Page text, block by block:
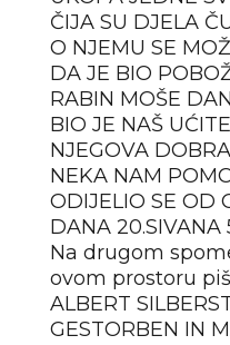
ČIJA SU DJELA
O NJEMU SE
DA JE BIO
RABIN MOŠE
BIO JE NAŠ
NJEGOVA
NEKA NAM
ODIJELIO SE OD
DANA 20.SIVANA
Na drugom
ovom prostoru
ALBERT
GESTORBEN IN